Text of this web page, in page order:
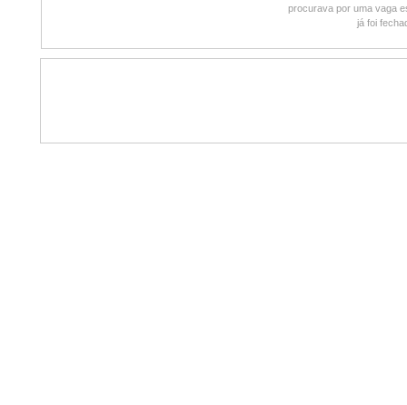
procurava por uma vaga
já foi